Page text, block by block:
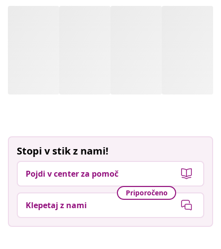
Stopi v stik z nami!
Pojdi v center za pomoč
Priporočeno
Klepetaj z nami